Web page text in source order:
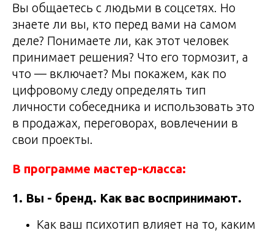
Вы общаетесь с людьми в соцсетях. Но
знаете ли вы, кто перед вами на самом
деле? Понимаете ли, как этот человек
принимает решения? Что его тормозит, а
что — включает? Мы покажем, как по
цифровому следу определять тип
личности собеседника и использовать это
в продажах, переговорах, вовлечении в
свои проекты.
В программе мастер-класса:
1. Вы - бренд. Как вас воспринимают.
Как ваш психотип влияет на то, каким